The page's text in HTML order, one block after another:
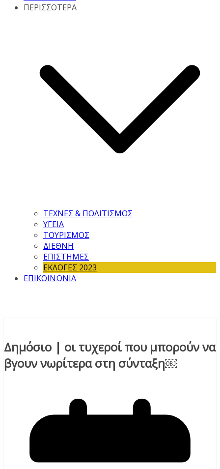
ΠΕΡΙΣΣΟΤΕΡΑ
ΤΕΧΝΕΣ & ΠΟΛΙΤΙΣΜΟΣ
ΥΓΕΙΑ
ΤΟΥΡΙΣΜΟΣ
ΔΙΕΘΝΗ
ΕΠΙΣΤΗΜΕΣ
ΕΚΛΟΓΕΣ 2023
ΕΠΙΚΟΙΝΩΝΙΑ
Δημόσιο | οι τυχεροί που μπορούν να
βγουν νωρίτερα στη σύνταξη￼